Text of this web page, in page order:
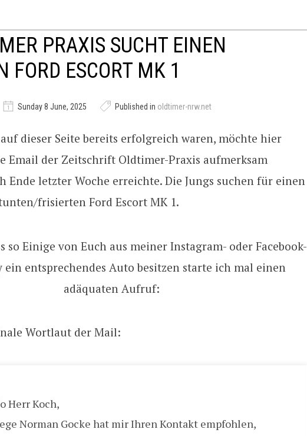
PRAXIS SUCHT EINEN
FORD ESCORT MK 1
Sunday 8 June, 2025 Published in oldtimer-nrw.net
dieser Seite bereits erfolgreich waren, möchte hier
Email der Zeitschrift Oldtimer-Praxis aufmerksam
Ende letzter Woche erreichte. Die Jungs suchen für einen
frisierten Ford Escort MK 1.
so Einige von Euch aus meiner Instagram- oder Facebook-
entsprechendes Auto besitzen starte ich mal einen
adäquaten Aufruf:
Wortlaut der Mail:
Herr Koch,
Norman Gocke hat mir Ihren Kontakt empfohlen,